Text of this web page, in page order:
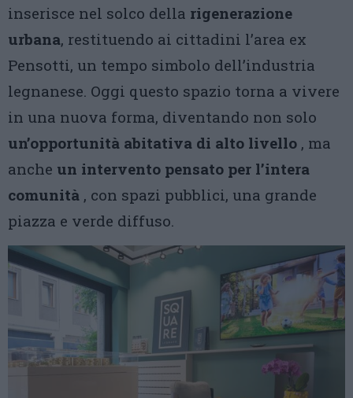
inserisce nel solco della rigenerazione
urbana, restituendo ai cittadini l’area ex
Pensotti, un tempo simbolo dell’industria
legnanese. Oggi questo spazio torna a vivere
in una nuova forma, diventando non solo
un’opportunità abitativa di alto livello , ma
anche un intervento pensato per l’intera
comunità , con spazi pubblici, una grande
piazza e verde diffuso.